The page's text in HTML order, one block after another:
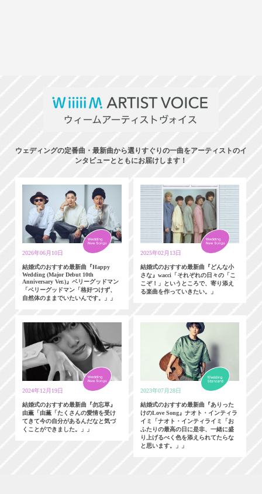
ウェディングの定番曲・最新曲から選りすぐりの一曲をアーティストのイ
ンタビューとともにお届けします！
2026年06月10日
結婚式のおすすめ最新曲『Happy
Wedding (Major Debut 10th
Anniversary Ver.)』ベリーグッドマン
「ベリーグッドマン「格好つけず、
自然体のままでいたいんです。」」
2025年02月13日
結婚式のおすすめ最新曲『どんな小
さな』wacci「それぞれの日々の「こ
こぞ！」というところで、寄り添え
る楽曲を作っていきたい。」
2024年12月19日
結婚式のおすすめ最新曲『勿忘草』
由薫「由薫「たくさんの愛情を受け
てきて今の自分があるんだなと気づ
くことができました。」」
2023年07月28日
結婚式のおすすめ最新曲『ありった
けのLove Song』ナオト・インティラ
イミ「ナオト・インティライミ「お
ふたりの最高の日に是非、一緒に盛
り上げるべく色を添えられてたらな
と思います。」」